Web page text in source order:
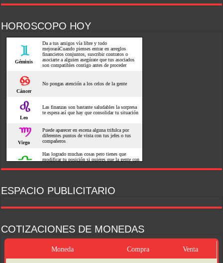
HOROSCOPO HOY
ESPACIO PUBLICITARIO
COTIZACIONES DE MONEDAS
Moneda Compra Venta